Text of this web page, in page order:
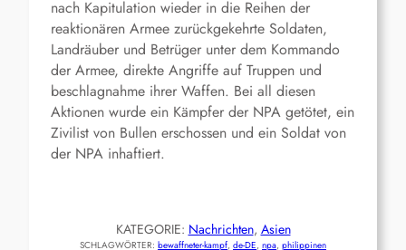
nach Kapitulation wieder in die Reihen der
reaktionären Armee zurückgekehrte Soldaten,
Landräuber und Betrüger unter dem Kommando
der Armee, direkte Angriffe auf Truppen und
beschlagnahme ihrer Waffen. Bei all diesen
Aktionen wurde ein Kämpfer der NPA getötet, ein
Zivilist von Bullen erschossen und ein Soldat von
der NPA inhaftiert.
KATEGORIE: Nachrichten, Asien
SCHLAGWÖRTER: bewaffneter-kampf, de-DE, npa, philippinen